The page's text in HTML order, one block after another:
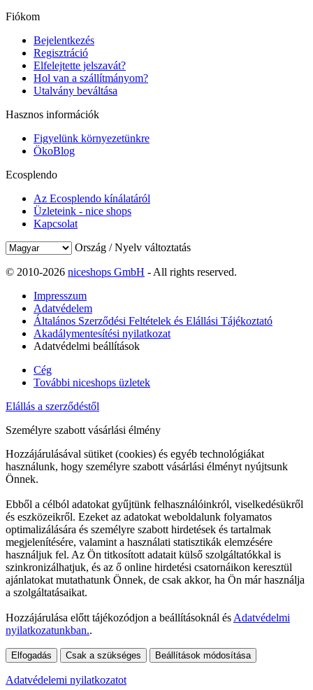
Fiókom
Bejelentkezés
Regisztráció
Elfelejtette jelszavát?
Hol van a szállítmányom?
Utalvány beváltása
Hasznos információk
Figyelünk környezetünkre
ÖkoBlog
Ecosplendo
Az Ecosplendo kínálatáról
Üzleteink - nice shops
Kapcsolat
Ország / Nyelv változtatás
© 2010-2026 niceshops GmbH - All rights reserved.
Impresszum
Adatvédelem
Általános Szerződési Feltételek és Elállási Tájékoztató
Akadálymentesítési nyilatkozat
Adatvédelmi beállítások
Cég
További niceshops üzletek
Elállás a szerződéstől
Személyre szabott vásárlási élmény
Hozzájárulásával sütiket (cookies) és egyéb technológiákat
használunk, hogy személyre szabott vásárlási élményt nyújtsunk
Önnek.
Ebből a célból adatokat gyűjtünk felhasználóinkról, viselkedésükről
és eszközeikről. Ezeket az adatokat weboldalunk folyamatos
optimalizálására és személyre szabott hirdetések és tartalmak
megjelenítésére, valamint a használati statisztikák elemzésére
használjuk fel. Az Ön titkosított adatait külső szolgáltatókkal is
szinkronizálhatjuk, és az ő online hirdetési csatornáikon keresztül
ajánlatokat mutathatunk Önnek, de csak akkor, ha Ön már használja
a szolgáltatásaikat.
Hozzájárulása előtt tájékozódjon a beállításoknál és Adatvédelmi
nyilatkozatunkban..
Elfogadás Csak a szükséges Beállítások módosítása
Adatvédelemi nyilatkozatot